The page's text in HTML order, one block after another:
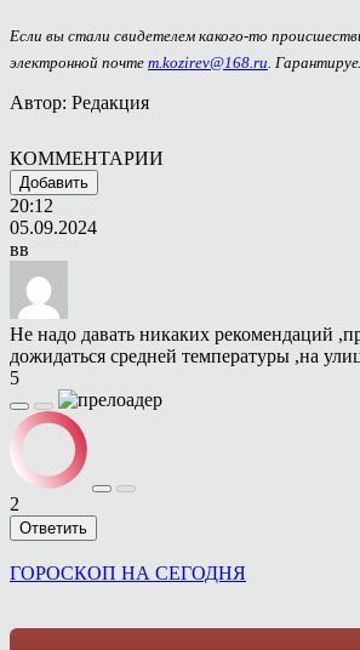
Если вы стали свидетелем какого-то
электронной почте m.kozirev@168.ru.
Автор: Редакция
КОММЕНТАРИИ
Добавить
20:12
05.09.2024
вв
Не надо давать никаких рекомендаций
дожидаться средней температуры ,на
5
2
Ответить
ГОРОСКОП НА СЕГОДНЯ